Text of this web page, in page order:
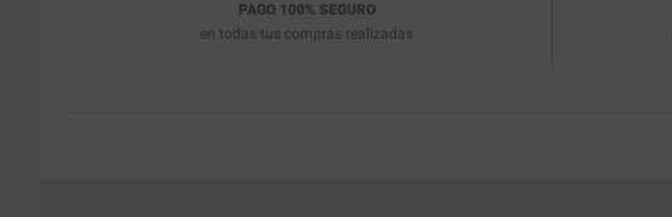
PAGO 100% SEGURO
en todas tus compras realizadas